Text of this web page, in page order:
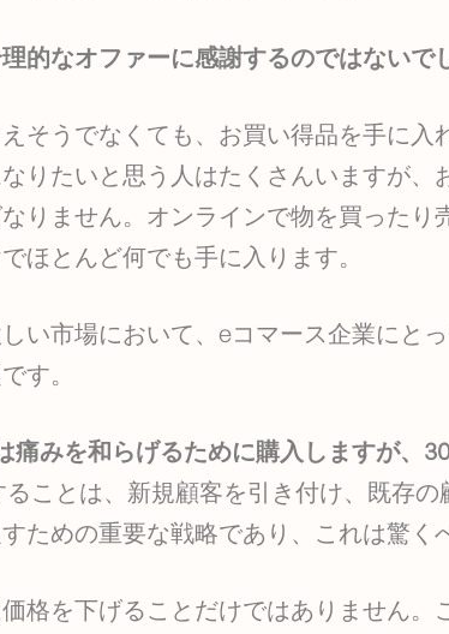
的なオファーに感謝するのではないで
そうでなくても、お買い得品を手に
りたいと思う人はたくさんいますが、
りません。オンラインで物を買ったり
ほとんど何でも手に入ります。
い市場において、eコマース企業にと
す。
痛みを和らげるために購入しますが、
ことは、新規顧客を引き付け、既存
ための重要な戦略であり、これは驚く
格を下げることだけではありません